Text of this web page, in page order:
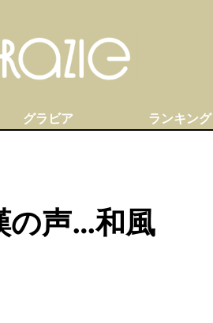
グラビア ランキング
の声…和風